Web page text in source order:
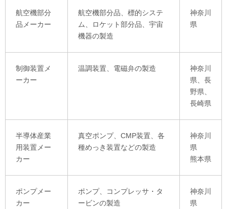
航空機部分
品メーカー
航空機部分品、標的システ
ム、ロケット部分品、宇宙
機器の製造
神奈川
県
制御装置メ
ーカー
温調装置、電磁弁の製造
神奈川
県、長
野県、
長崎県
半導体産業
用装置メー
カー
真空ポンプ、CMP装置、各
種めっき装置などの製造
神奈川
県
熊本県
ポンプメー
カー
ポンプ、コンプレッサ・タ
ービンの製造
神奈川
県